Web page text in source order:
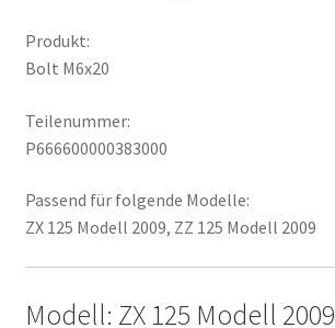
Produkt:
Bolt M6x20
Teilenummer:
P666600000383000
Passend für folgende Modelle:
ZX 125 Modell 2009, ZZ 125 Modell 2009
Modell: ZX 125 Modell 2009